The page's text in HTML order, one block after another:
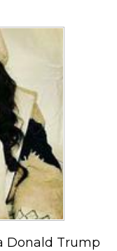
Donald Trump